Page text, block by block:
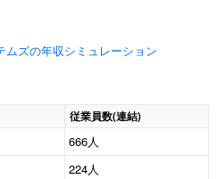
ムズの年収シミュレーション
従業員数(連結)
666人
224人